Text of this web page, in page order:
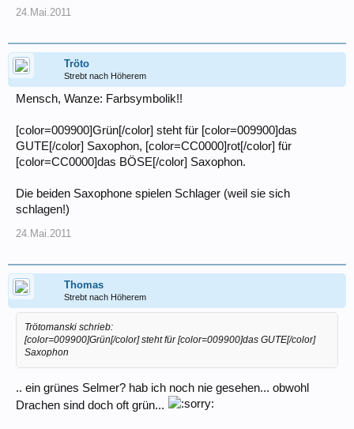
24.Mai.2011
Tröto
Strebt nach Höherem
Mensch, Wanze: Farbsymbolik!!
[color=009900]Grün[/color] steht für [color=009900]das
GUTE[/color] Saxophon, [color=CC0000]rot[/color] für
[color=CC0000]das BÖSE[/color] Saxophon.
Die beiden Saxophone spielen Schlager (weil sie sich
schlagen!)
24.Mai.2011
Thomas
Strebt nach Höherem
Trötomanski schrieb:
[color=009900]Grün[/color] steht für [color=009900]das GUTE[/color]
Saxophon
.. ein grünes Selmer? hab ich noch nie gesehen... obwohl
Drachen sind doch oft grün...